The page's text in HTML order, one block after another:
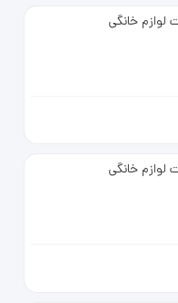
لوازم خانگی
لوازم خانگی